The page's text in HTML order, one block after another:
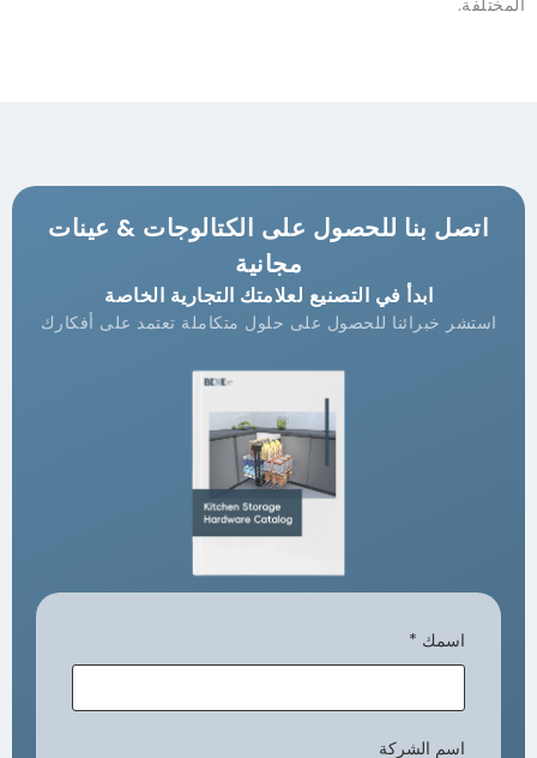
المختلفة.
اتصل بنا للحصول على الكتالوجات & عينات
مجانية
ابدأ في التصنيع لعلامتك التجارية الخاصة
استشر خبرائنا للحصول على حلول متكاملة تعتمد على أفكارك
اسمك *
اسم الشركة